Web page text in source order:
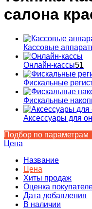
салона
Кассовые
Онлайн-кассы51
Фискальные
Фискальные
Аксессуары для
Подбор по параметрам
Цена
Название
Цена
Хиты продаж
Оценка
Дата добавления
В наличии